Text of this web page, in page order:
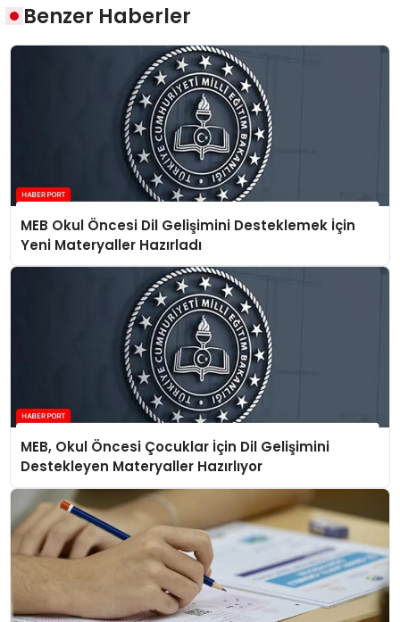
Benzer Haberler
MEB Okul Öncesi Dil Gelişimini Desteklemek İçin
Yeni Materyaller Hazırladı
MEB, Okul Öncesi Çocuklar İçin Dil Gelişimini
Destekleyen Materyaller Hazırlıyor